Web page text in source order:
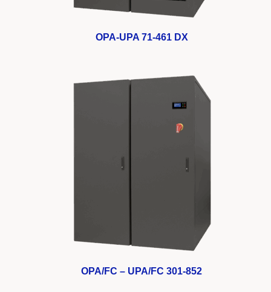
OPA-UPA 71-461 DX
OPA/FC – UPA/FC 301-852